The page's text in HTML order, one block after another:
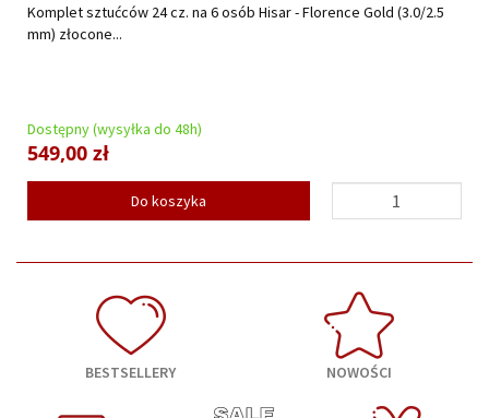
Komplet sztućców 24 cz. na 6 osób Hisar - Florence Gold (3.0/2.5
mm) złocone...
Dostępny (wysyłka do 48h)
549,00 zł
Do koszyka
BESTSELLERY NOWOŚCI